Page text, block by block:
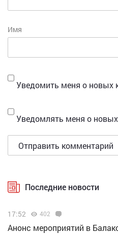
Имя
Уведомить меня о новых
Уведомлять меня о
Последние новости
17:52 402
Анонс мероприятий в